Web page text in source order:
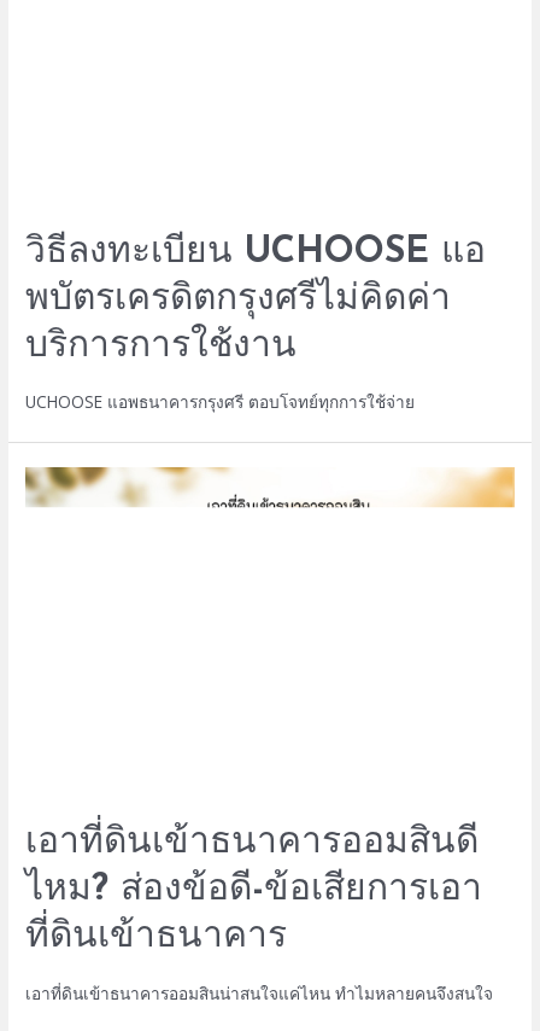
วิธีลงทะเบียน UCHOOSE แอ
พบัตรเครดิตกรุงศรีไม่คิดค่า
บริการการใช้งาน
UCHOOSE แอพธนาคารกรุงศรี ตอบโจทย์ทุกการใช้จ่าย
เอาที่ดินเข้าธนาคารออมสินดี
ไหม? ส่องข้อดี-ข้อเสียการเอา
ที่ดินเข้าธนาคาร
เอาที่ดินเข้าธนาคารออมสินน่าสนใจแค่ไหน ทำไมหลายคนจึงสนใจ